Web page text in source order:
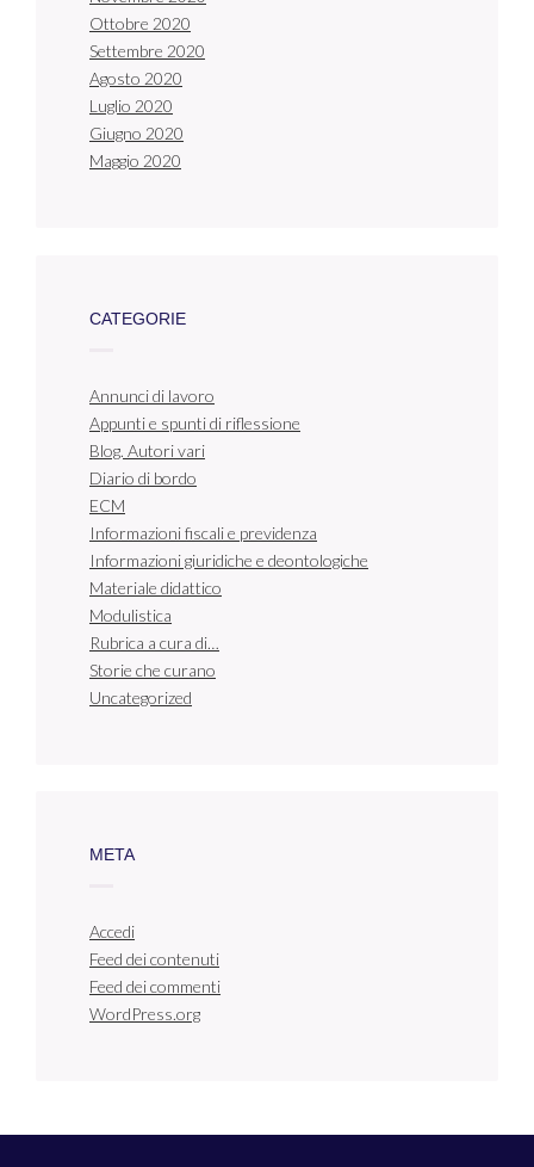
Ottobre 2020
Settembre 2020
Agosto 2020
Luglio 2020
Giugno 2020
Maggio 2020
CATEGORIE
Annunci di lavoro
Appunti e spunti di riflessione
Blog. Autori vari
Diario di bordo
ECM
Informazioni fiscali e previdenza
Informazioni giuridiche e deontologiche
Materiale didattico
Modulistica
Rubrica a cura di…
Storie che curano
Uncategorized
META
Accedi
Feed dei contenuti
Feed dei commenti
WordPress.org